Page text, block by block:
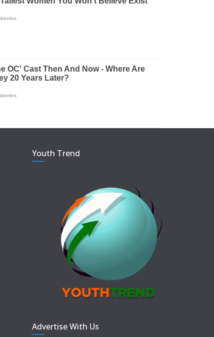
Youth Trend
Advertise With Us